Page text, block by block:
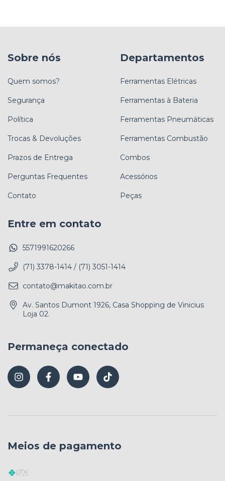
Sobre nós
Quem somos?
Segurança
Política
Trocas & Devoluções
Prazos de Entrega
Perguntas Frequentes
Contato
Departamentos
Ferramentas Elétricas
Ferramentas à Bateria
Ferramentas Pneumáticas
Ferramentas Combustão
Combos
Acessórios
Peças
Entre em contato
5571991620266
(71) 3378-1414 / (71) 3051-1414
contato@makitao.com.br
Av. Santos Dumont 1926, Casa Shopping de Vinicius
Loja 02.
Permaneça conectado
Meios de pagamento